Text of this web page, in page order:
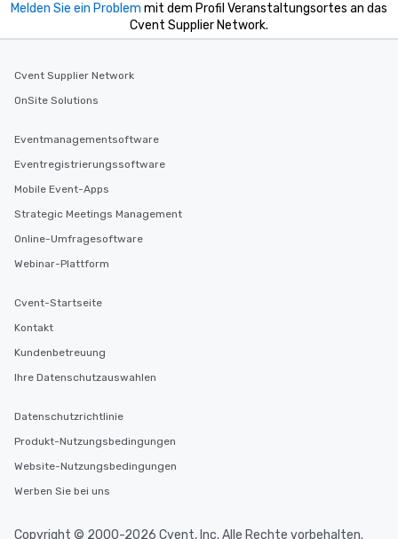
Melden Sie ein Problem mit dem Profil Veranstaltungsortes an das
Cvent Supplier Network.
Cvent Supplier Network
OnSite Solutions
Eventmanagementsoftware
Eventregistrierungssoftware
Mobile Event-Apps
Strategic Meetings Management
Online-Umfragesoftware
Webinar-Plattform
Cvent-Startseite
Kontakt
Kundenbetreuung
Ihre Datenschutzauswahlen
Datenschutzrichtlinie
Produkt-Nutzungsbedingungen
Website-Nutzungsbedingungen
Werben Sie bei uns
Copyright © 2000-2026 Cvent, Inc. Alle Rechte vorbehalten.